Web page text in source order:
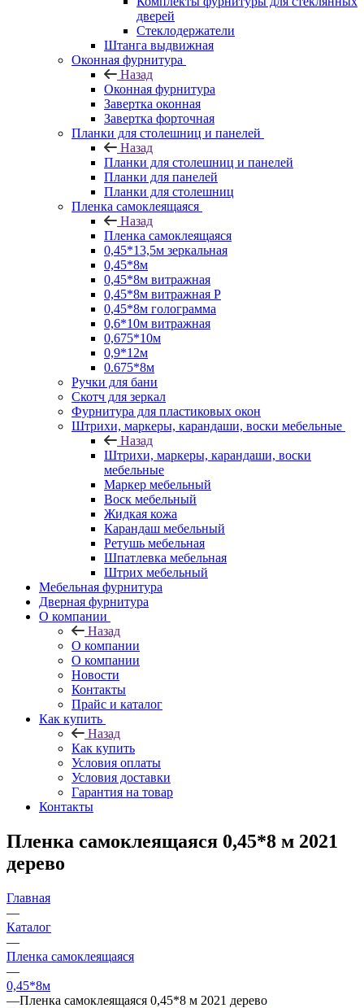
дверей
Стеклодержатели
Штанга выдвижная
Оконная фурнитура
Назад
Оконная фурнитура
Завертка оконная
Завертка форточная
Планки для столешниц и панелей
Назад
Планки для столешниц и панелей
Планки для панелей
Планки для столешниц
Пленка самоклеящаяся
Назад
Пленка самоклеящаяся
0,45*13,5м зеркальная
0,45*8м
0,45*8м витражная
0,45*8м витражная Р
0,45*8м голограмма
0,6*10м витражная
0,675*10м
0,9*12м
0.675*8м
Ручки для бани
Скотч для зеркал
Фурнитура для пластиковых окон
Штрихи, маркеры, карандаши, воски мебельные
Назад
Штрихи, маркеры, карандаши, воски
мебельные
Маркер мебельный
Воск мебельный
Жидкая кожа
Карандаш мебельный
Ретушь мебельная
Шпатлевка мебельная
Штрих мебельный
Мебельная фурнитура
Дверная фурнитура
О компании
Назад
О компании
О компании
Новости
Контакты
Прайс и каталог
Как купить
Назад
Как купить
Условия оплаты
Условия доставки
Гарантия на товар
Контакты
Пленка самоклеящаяся 0,45*8 м 2021
дерево
Главная
—
Каталог
—
Пленка самоклеящаяся
—
0,45*8м
—Пленка самоклеящаяся 0,45*8 м 2021 дерево